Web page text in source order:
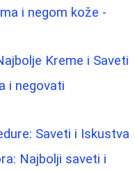
i negom kože -
Kreme i Saveti
i negovati
Saveti i Iskustva
Najbolji saveti i